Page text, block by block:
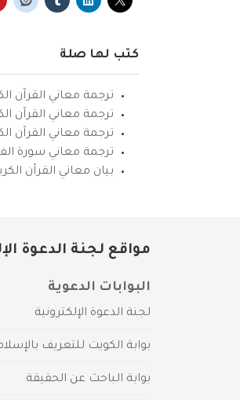
كتب لها صلة
ترجمة معاني القرآن
ترجمة معاني القرآن
ترجمة معاني القرآن
ترجمة معاني سورة
بيان معاني القرآن
مواقع لجنة الدعوة
البوابات الدعوية
لجنة الدعوة الإلكترونية
بوابة الكويت للتعريف
بوابة الباحث عن الحقيقة